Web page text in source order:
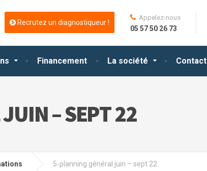
Financement La société Contact
Recrutez un diagnostiqueur !
Appelez-nous
05 57 50 26 73
– SEPT 22
5-planning général juin – sept 22